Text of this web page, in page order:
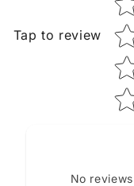
Tap to review
No